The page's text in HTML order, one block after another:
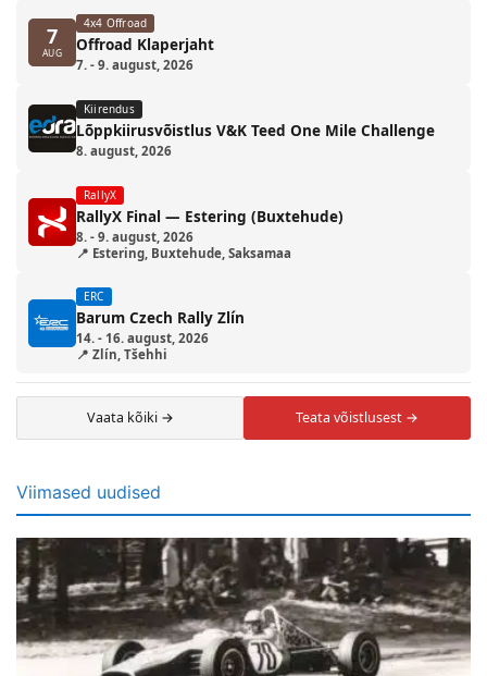
7
AUG
4x4 Offroad
Offroad Klaperjaht
7. - 9. august, 2026
Kiirendus
Lõppkiirusvõistlus V&K Teed One Mile Challenge
8. august, 2026
RallyX
RallyX Final — Estering (Buxtehude)
8. - 9. august, 2026
📍 Estering, Buxtehude, Saksamaa
ERC
Barum Czech Rally Zlín
14. - 16. august, 2026
📍 Zlín, Tšehhi
Vaata kõiki → Teata võistlusest →
Viimased uudised